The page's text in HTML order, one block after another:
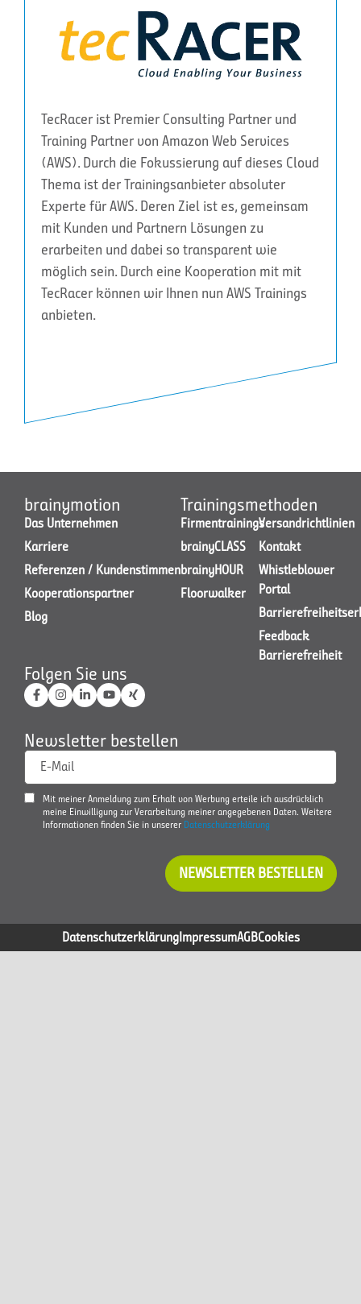
TecRacer ist Premier Consulting Partner und
Training Partner von Amazon Web Services
(AWS). Durch die Fokussierung auf dieses Cloud
Thema ist der Trainingsanbieter absoluter
Experte für AWS. Deren Ziel ist es, gemeinsam
mit Kunden und Partnern Lösungen zu
erarbeiten und dabei so transparent wie
möglich sein. Durch eine Kooperation mit mit
TecRacer können wir Ihnen nun AWS Trainings
anbieten.
brainymotion
Das Unternehmen
Karriere
Referenzen / Kundenstimmen
Kooperationspartner
Blog
Trainingsmethoden
Firmentrainings
brainyCLASS
brainyHOUR
Floorwalker
Versandrichtlinien
Kontakt
Whistleblower
Portal
Feedback
Barrierefreiheit
Folgen Sie uns
Newsletter bestellen
E-Mail
Mit meiner Anmeldung zum Erhalt von Werbung erteile ich ausdrücklich
meine Einwilligung zur Verarbeitung meiner angegebenen Daten. Weitere
Informationen finden Sie in unserer Datenschutzerklärung
NEWSLETTER BESTELLEN
DatenschutzerklärungImpressumAGBCookies